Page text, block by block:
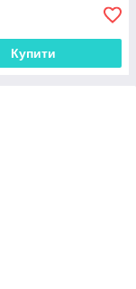
Купити